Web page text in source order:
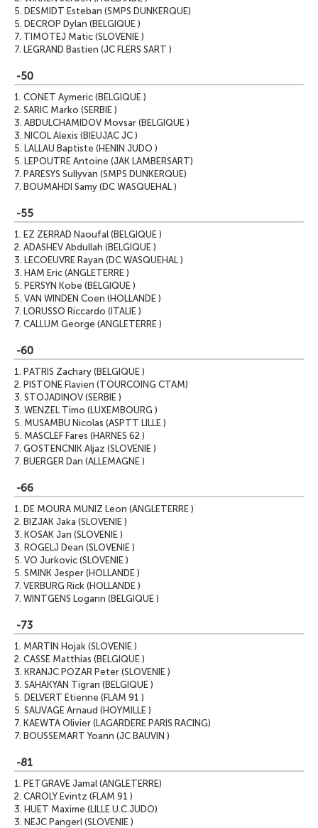
5. DESMIDT Esteban (SMPS DUNKERQUE)
5. DECROP Dylan (BELGIQUE )
7. TIMOTEJ Matic (SLOVENIE )
7. LEGRAND Bastien (JC FLERS SART )
-50
1. CONET Aymeric (BELGIQUE )
2. SARIC Marko (SERBIE )
3. ABDULCHAMIDOV Movsar (BELGIQUE )
3. NICOL Alexis (BIEUJAC JC )
5. LALLAU Baptiste (HENIN JUDO )
5. LEPOUTRE Antoine (JAK LAMBERSART)
7. PARESYS Sullyvan (SMPS DUNKERQUE)
7. BOUMAHDI Samy (DC WASQUEHAL )
-55
1. EZ ZERRAD Naoufal (BELGIQUE )
2. ADASHEV Abdullah (BELGIQUE )
3. LECOEUVRE Rayan (DC WASQUEHAL )
3. HAM Eric (ANGLETERRE )
5. PERSYN Kobe (BELGIQUE )
5. VAN WINDEN Coen (HOLLANDE )
7. LORUSSO Riccardo (ITALIE )
7. CALLUM George (ANGLETERRE )
-60
1. PATRIS Zachary (BELGIQUE )
2. PISTONE Flavien (TOURCOING CTAM)
3. STOJADINOV (SERBIE )
3. WENZEL Timo (LUXEMBOURG )
5. MUSAMBU Nicolas (ASPTT LILLE )
5. MASCLEF Fares (HARNES 62 )
7. GOSTENCNIK Aljaz (SLOVENIE )
7. BUERGER Dan (ALLEMAGNE )
-66
1. DE MOURA MUNIZ Leon (ANGLETERRE )
2. BIZJAK Jaka (SLOVENIE )
3. KOSAK Jan (SLOVENIE )
3. ROGELJ Dean (SLOVENIE )
5. VO Jurkovic (SLOVENIE )
5. SMINK Jesper (HOLLANDE )
7. VERBURG Rick (HOLLANDE )
7. WINTGENS Logann (BELGIQUE )
-73
1. MARTIN Hojak (SLOVENIE )
2. CASSE Matthias (BELGIQUE )
3. KRANJC POZAR Peter (SLOVENIE )
3. SAHAKYAN Tigran (BELGIQUE )
5. DELVERT Etienne (FLAM 91 )
5. SAUVAGE Arnaud (HOYMILLE )
7. KAEWTA Olivier (LAGARDERE PARIS RACING)
7. BOUSSEMART Yoann (JC BAUVIN )
-81
1. PETGRAVE Jamal (ANGLETERRE)
2. CAROLY Evintz (FLAM 91 )
3. HUET Maxime (LILLE U.C.JUDO)
3. NEJC Pangerl (SLOVENIE )